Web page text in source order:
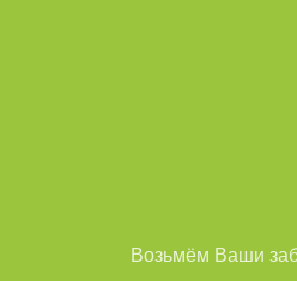
Возьмём Ваши